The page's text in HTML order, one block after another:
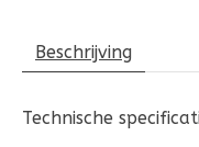
Beschrijving
Technische